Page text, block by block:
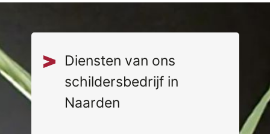
Diensten van ons
schildersbedrijf in
Naarden